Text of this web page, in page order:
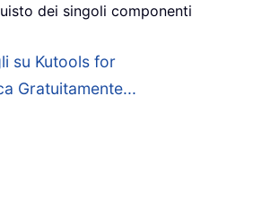
dei singoli componenti
su Kutools for
Gratuitamente...